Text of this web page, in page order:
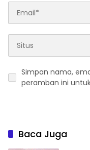
Simpan nama,
peramban ini
Baca Juga